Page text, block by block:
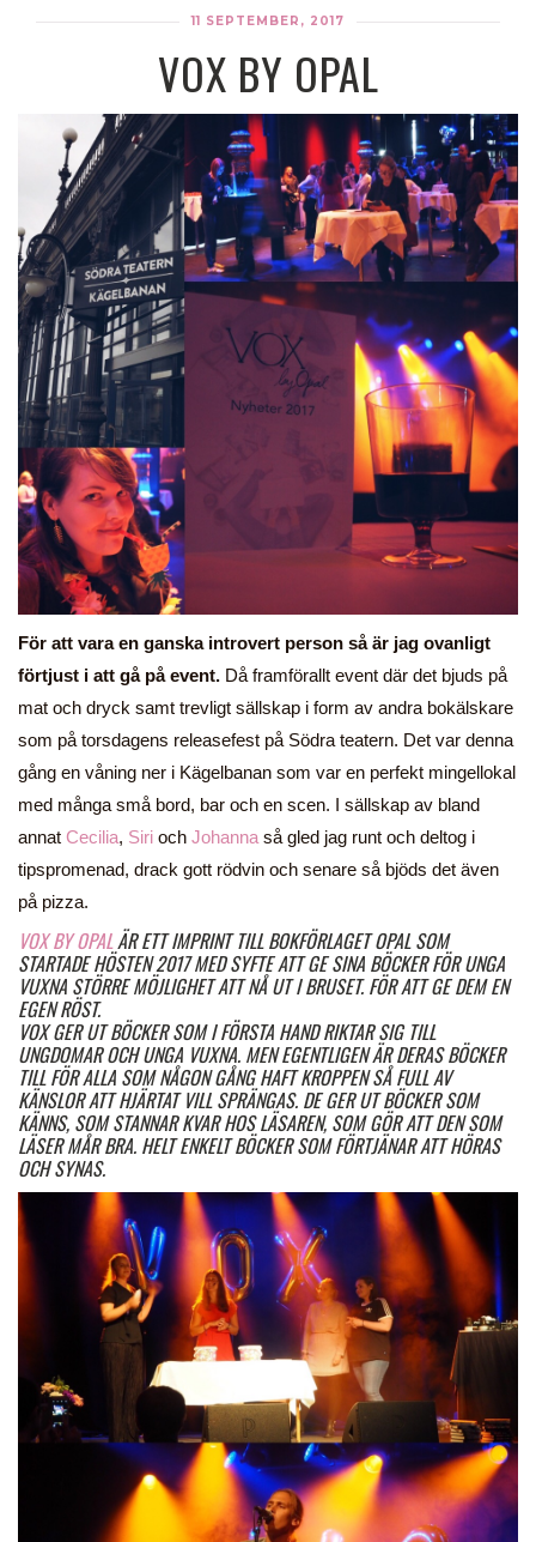
11 SEPTEMBER, 2017
VOX BY OPAL
För att vara en ganska introvert person så är jag ovanligt
förtjust i att gå på event. Då framförallt event där det bjuds på
mat och dryck samt trevligt sällskap i form av andra bokälskare
som på torsdagens releasefest på Södra teatern. Det var denna
gång en våning ner i Kägelbanan som var en perfekt mingellokal
med många små bord, bar och en scen. I sällskap av bland
annat Cecilia, Siri och Johanna så gled jag runt och deltog i
tipspromenad, drack gott rödvin och senare så bjöds det även
på pizza.
VOX BY OPALÄR ETT IMPRINT TILL BOKFÖRLAGET OPAL SOM
STARTADE HÖSTEN 2017 MED SYFTE ATT GE SINA BÖCKER FÖR UNGA
VUXNA STÖRRE MÖJLIGHET ATT NÅ UT I BRUSET. FÖR ATT GE DEM EN
EGEN RÖST.
VOX GER UT BÖCKER SOM I FÖRSTA HAND RIKTAR SIG TILL
UNGDOMAR OCH UNGA VUXNA. MEN EGENTLIGEN ÄR DERAS BÖCKER
TILL FÖR ALLA SOM NÅGON GÅNG HAFT KROPPEN SÅ FULL AV
KÄNSLOR ATT HJÄRTAT VILL SPRÄNGAS. DE GER UT BÖCKER SOM
KÄNNS, SOM STANNAR KVAR HOS LÄSAREN, SOM GÖR ATT DEN SOM
LÄSER MÅR BRA. HELT ENKELT BÖCKER SOM FÖRTJÄNAR ATT HÖRAS
OCH SYNAS.